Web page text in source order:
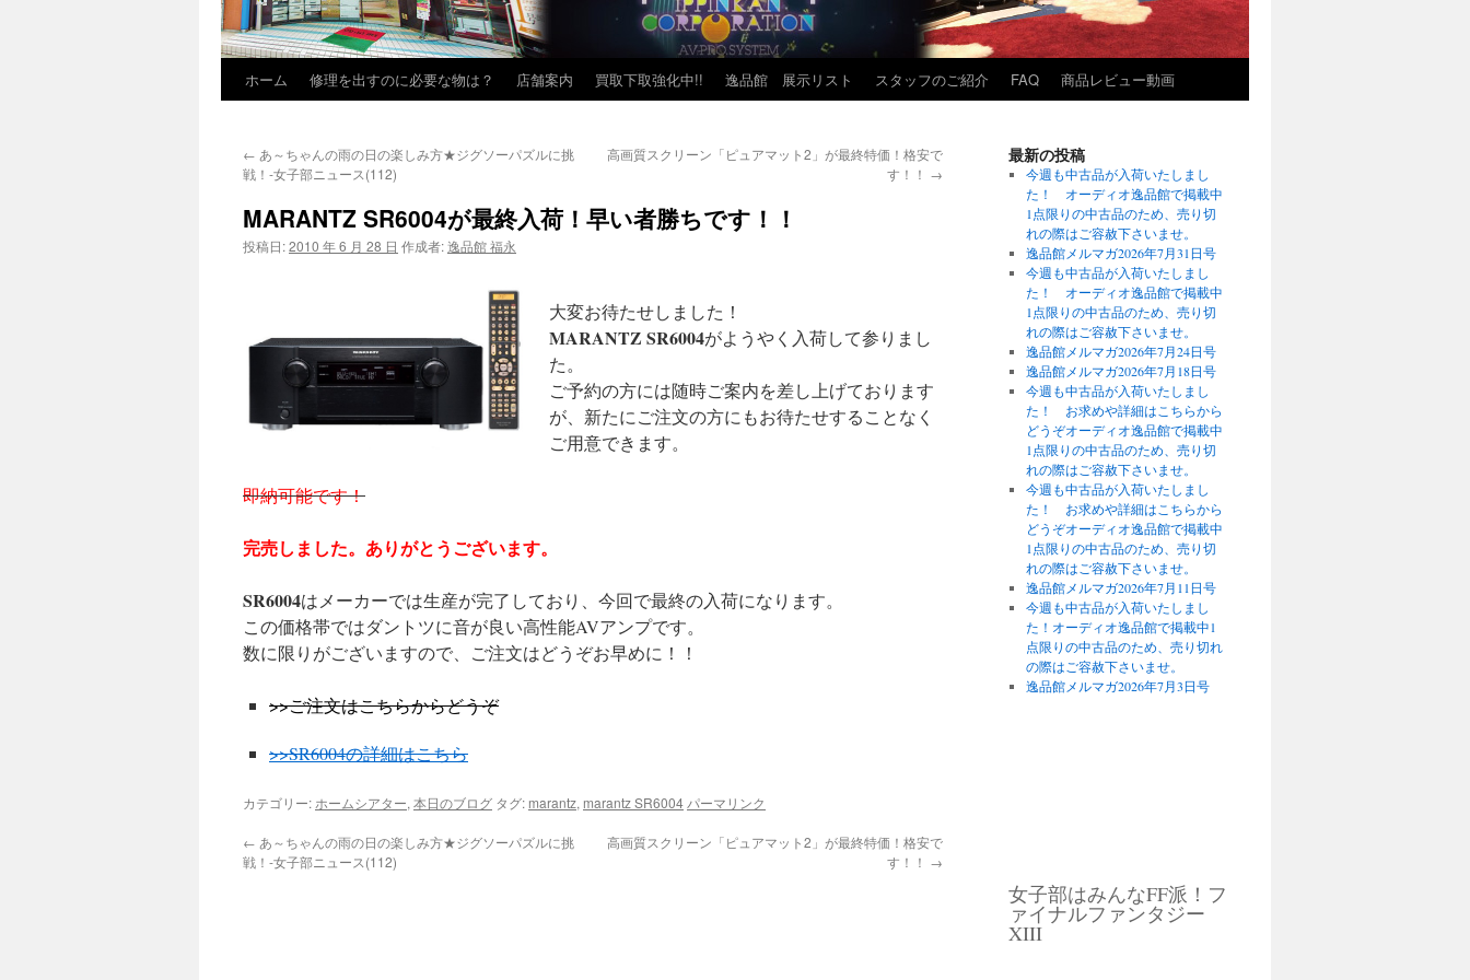
ホーム 修理を出すのに必要な物は？ 店舗案内 買取下取強化中!! 逸品館 展示リスト スタッフのご紹介 FAQ 商品レビュー動画
← あ～ちゃんの雨の日の楽しみ方★ジグソーパズルに挑
戦！-女子部ニュース(112)
高画質スクリーン「ピュアマット2」が最終特価！格安で
す！！ →
MARANTZ SR6004が最終入荷！早い者勝ちです！！
投稿日:2010 年 6 月 28 日 作成者:逸品館 福永
大変お待たせしました！
MARANTZ SR6004がようやく入荷して参りまし
た。
ご予約の方には随時ご案内を差し上げております
が、新たにご注文の方にもお待たせすることなく
ご用意できます。
即納可能です！
完売しました。ありがとうございます。
SR6004はメーカーでは生産が完了しており、今回で最終の入荷になります。
この価格帯ではダントツに音が良い高性能AVアンプです。
数に限りがございますので、ご注文はどうぞお早めに！！
>>ご注文はこちらからどうぞ
>>SR6004の詳細はこちら
カテゴリー: ホームシアター, 本日のブログ タグ: marantz, marantz SR6004 パーマリンク
← あ～ちゃんの雨の日の楽しみ方★ジグソーパズルに挑
戦！-女子部ニュース(112)
高画質スクリーン「ピュアマット2」が最終特価！格安で
す！！ →
最新の投稿
今週も中古品が入荷いたしまし
た！ オーディオ逸品館で掲載中
1点限りの中古品のため、売り切
れの際はご容赦下さいませ。
逸品館メルマガ2026年7月31日号
今週も中古品が入荷いたしまし
た！ オーディオ逸品館で掲載中
1点限りの中古品のため、売り切
れの際はご容赦下さいませ。
逸品館メルマガ2026年7月24日号
逸品館メルマガ2026年7月18日号
今週も中古品が入荷いたしまし
た！ お求めや詳細はこちらから
どうぞオーディオ逸品館で掲載中
1点限りの中古品のため、売り切
れの際はご容赦下さいませ。
今週も中古品が入荷いたしまし
た！ お求めや詳細はこちらから
どうぞオーディオ逸品館で掲載中
1点限りの中古品のため、売り切
れの際はご容赦下さいませ。
逸品館メルマガ2026年7月11日号
今週も中古品が入荷いたしまし
た！オーディオ逸品館で掲載中1
点限りの中古品のため、売り切れ
の際はご容赦下さいませ。
逸品館メルマガ2026年7月3日号
女子部はみんなFF派！フ
ァイナルファンタジー
XIII